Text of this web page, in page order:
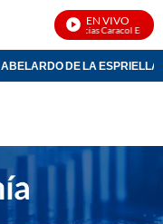
EN VIVO
Noticias Caracol En Vivo
ABELARDO DE LA ESPRIELLA